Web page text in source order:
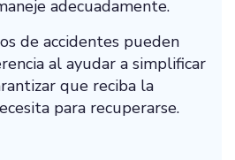
adecuadamente.
de accidentes pueden
al ayudar a simplificar
que reciba la
para recuperarse.